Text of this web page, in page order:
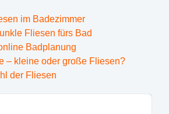
im Badezimmer
Fliesen fürs Bad
Badplanung
– kleine oder große Fliesen?
der Fliesen